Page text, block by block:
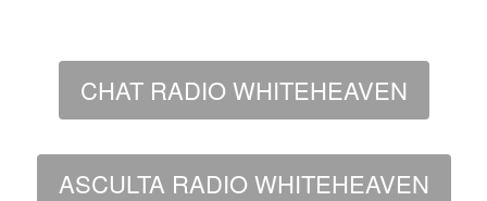
CHAT RADIO WHITEHEAVEN
ASCULTA RADIO WHITEHEAVEN